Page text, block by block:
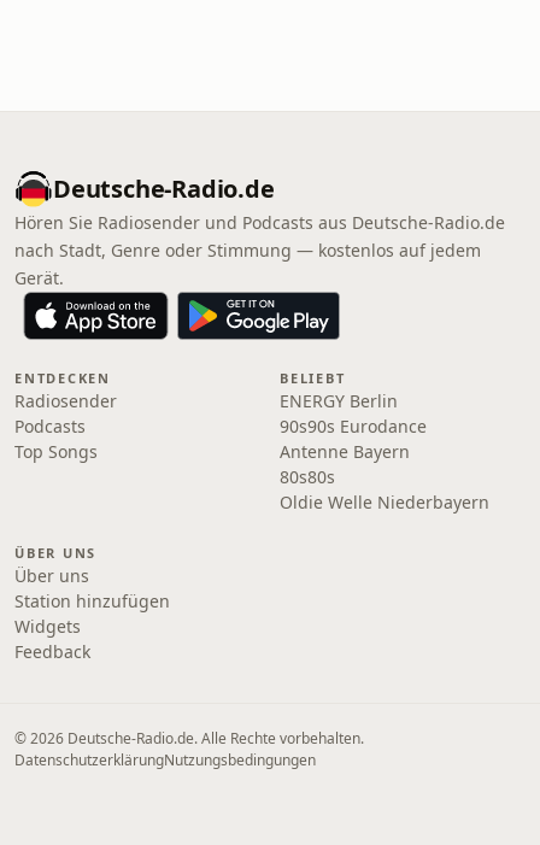
Deutsche-Radio.de
Hören Sie Radiosender und Podcasts aus Deutsche-Radio.de
nach Stadt, Genre oder Stimmung — kostenlos auf jedem
Gerät.
ENTDECKEN
Radiosender
Podcasts
Top Songs
BELIEBT
ENERGY Berlin
90s90s Eurodance
Antenne Bayern
80s80s
Oldie Welle Niederbayern
ÜBER UNS
Über uns
Station hinzufügen
Widgets
Feedback
© 2026 Deutsche-Radio.de. Alle Rechte vorbehalten.
DatenschutzerklärungNutzungsbedingungen